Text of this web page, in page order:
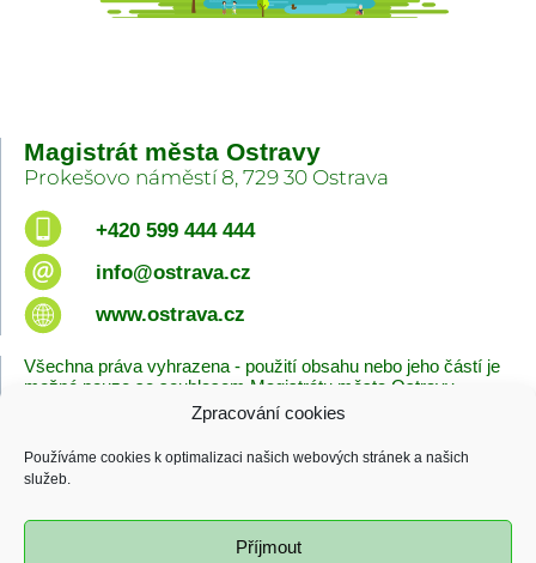
Zpracování cookies
Používáme cookies k optimalizaci našich webových stránek a našich
služeb.
Příjmout
Magistrát města Ostravy
Prokešovo náměstí 8, 729 30 Ostrava
+420 599 444 444
info@ostrava.cz
www.ostrava.cz
Všechna práva vyhrazena - použití obsahu nebo jeho částí je
možné pouze se souhlasem Magistrátu města Ostravy.
Zásady cookies
Poslední změna